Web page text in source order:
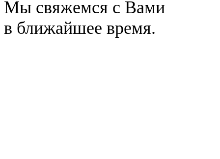
Мы свяжемся с Вами
в ближайшее время.